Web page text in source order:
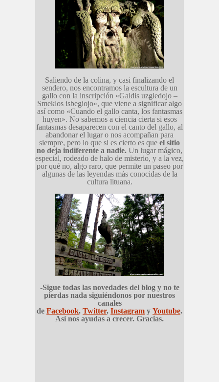
Saliendo de la colina, y casi finalizando el
sendero, nos encontramos la escultura de un
gallo con la inscripción «Gaidis uzgiedojo –
Smeklos isbegiojo», que viene a significar algo
así como «Cuando el gallo canta, los fantasmas
huyen». No sabemos a ciencia cierta si esos
fantasmas desaparecen con el canto del gallo, al
abandonar el lugar o nos acompañan para
siempre, pero lo que si es cierto es que el sitio
no deja indiferente a nadie. Un lugar mágico,
especial, rodeado de halo de misterio, y a la vez,
por qué no, algo raro, que permite un paseo por
algunas de las leyendas más conocidas de la
cultura lituana.
-Sigue todas las novedades del blog y no te
pierdas nada siguiéndonos por nuestros
canales
de Facebook, Twitter, Instagram y Youtube.
Así nos ayudas a crecer. Gracias.